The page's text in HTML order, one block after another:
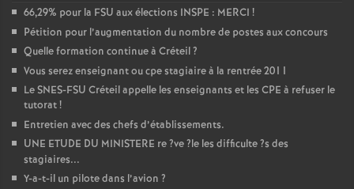
66,29% pour la FSU aux élections INSPE : MERCI !
Pétition pour l’augmentation du nombre de postes aux concours
Quelle formation continue à Créteil?
Vous serez enseignant ou cpe stagiaire à la rentrée 2011
LeSNES-FSU Créteil appelle les enseignants et les CPE à refuser le
tutorat!
Entretien avec des chefs d’établissements.
UNE ETUDE DU MINISTERE re?ve?le les difficulte?s des
stagiaires...
Y-a-t-il un pilote dans l’avion ?